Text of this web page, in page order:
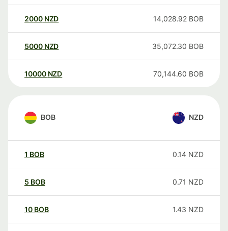
2000 NZD 14,028.92 BOB
5000 NZD 35,072.30 BOB
10000 NZD 70,144.60 BOB
BOB NZD
1 BOB 0.14 NZD
5 BOB 0.71 NZD
10 BOB 1.43 NZD